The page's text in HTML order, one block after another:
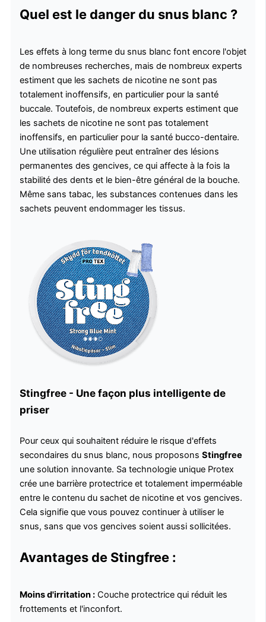
Quel est le danger du snus blanc ?
Les effets à long terme du snus blanc font encore l'objet
de nombreuses recherches, mais de nombreux experts
estiment que les sachets de nicotine ne sont pas
totalement inoffensifs, en particulier pour la santé
buccale. Toutefois, de nombreux experts estiment que
les sachets de nicotine ne sont pas totalement
inoffensifs, en particulier pour la santé bucco-dentaire.
Une utilisation régulière peut entraîner des lésions
permanentes des gencives, ce qui affecte à la fois la
stabilité des dents et le bien-être général de la bouche.
Même sans tabac, les substances contenues dans les
sachets peuvent endommager les tissus.
Stingfree - Une façon plus intelligente de
priser
Pour ceux qui souhaitent réduire le risque d'effets
secondaires du snus blanc, nous proposons Stingfree
une solution innovante. Sa technologie unique Protex
crée une barrière protectrice et totalement imperméable
entre le contenu du sachet de nicotine et vos gencives.
Cela signifie que vous pouvez continuer à utiliser le
snus, sans que vos gencives soient aussi sollicitées.
Avantages de Stingfree :
Moins d'irritation :Couche protectrice qui réduit les
frottements et l'inconfort.